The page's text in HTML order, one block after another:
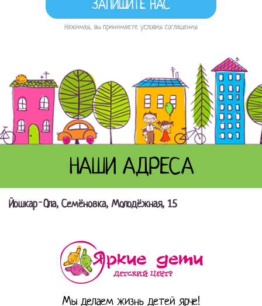
Нажимая, вы принимаете условия соглашения
НАШИ АДРЕСА
Йошкар-Ола, Семёновка, Молодёжная, 15
Мы делаем жизнь детей ярче!